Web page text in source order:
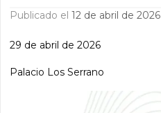
Publicado el12 de abril de 2026
29 de abril de 2026
Palacio Los Serrano